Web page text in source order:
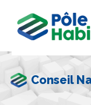
Conseil